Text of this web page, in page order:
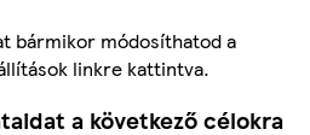
bármikor módosíthatod a
linkre kattintva.
a következő célokra